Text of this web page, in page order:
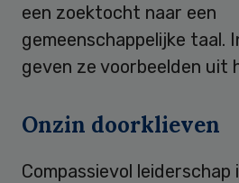
een zoektocht naar een
gemeenschappelijke taal.
geven ze voorbeelden uit
Onzin doorklieven
Compassievol leiderschap